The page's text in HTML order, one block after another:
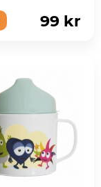
99 kr